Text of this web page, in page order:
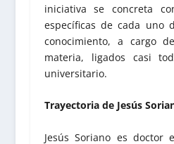
iniciativa se concreta
específicas de cada uno
conocimiento, a cargo
materia, ligados casi
universitario.
Trayectoria de Jesús
Jesús Soriano es doctor